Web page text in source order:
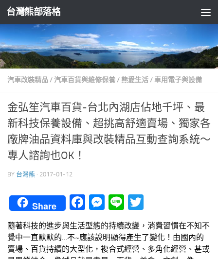
Skip to content
台灣熊部落格
汽車改裝精品/ 汽車百貨與維修保養/ 熊愛生活/ 車用電子與設備
金弘笙汽車百貨-台北內湖店佔地千坪、最
新科技保養設備、超挑高舒適賣場、獨家各
廠牌油品資料庫與改裝精品互動查詢系統～
專人諮詢也OK！
BY 台灣熊 · 2017-01-12
Share Facebook
Messenger
Line
隨著科技的進步與生活型態的持續改變，消費習慣在不知不
覺中一直默默的…不~應該說明顯得產生了變化！由國內的
賣場、百貨持續的大型化，複合式經營、多角化經營、甚或